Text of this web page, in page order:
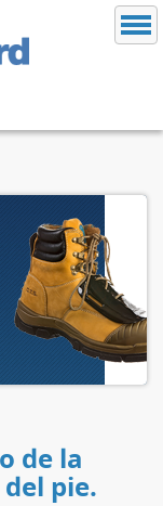
de la
pie.